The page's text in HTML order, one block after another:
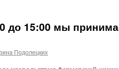
до 15:00 мы
Подолецких